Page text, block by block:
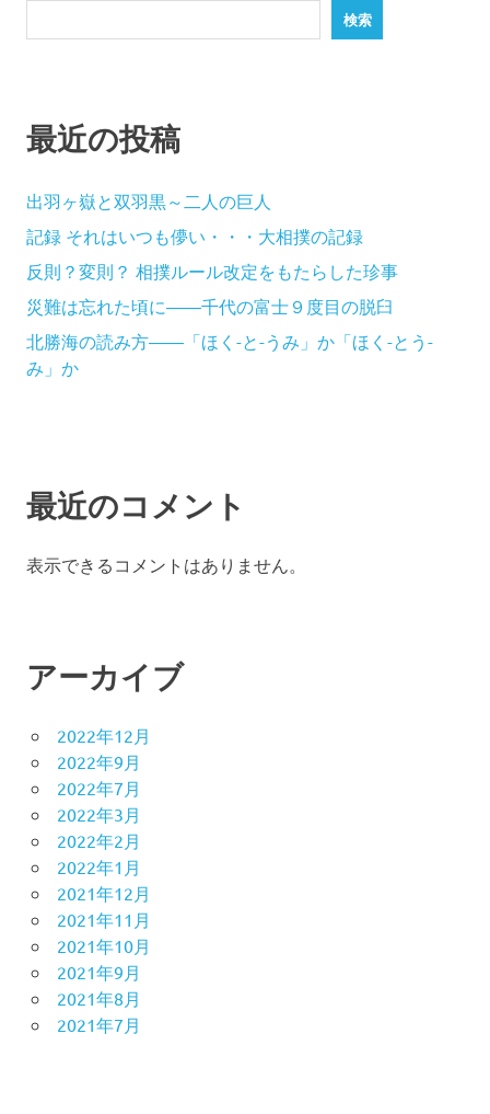
検索
最近の投稿
出羽ヶ嶽と双羽黒～二人の巨人
記録 それはいつも儚い・・・大相撲の記録
反則？変則？ 相撲ルール改定をもたらした珍事
災難は忘れた頃に――千代の富士９度目の脱臼
北勝海の読み方――「ほく-と-うみ」か「ほく-とう-
み」か
最近のコメント
表示できるコメントはありません。
アーカイブ
2022年12月
2022年9月
2022年7月
2022年3月
2022年2月
2022年1月
2021年12月
2021年11月
2021年10月
2021年9月
2021年8月
2021年7月